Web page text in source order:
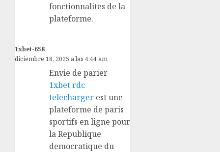
fonctionnalites de la
plateforme.
1xbet-658
diciembre 18, 2025 a las 4:44 am
Envie de parier
1xbet rdc
telecharger est une
plateforme de paris
sportifs en ligne pour
la Republique
democratique du